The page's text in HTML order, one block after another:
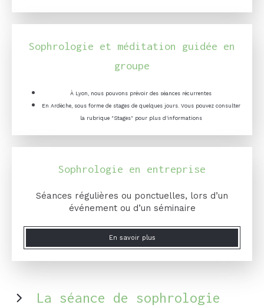
Sophrologie et méditation guidée en
groupe
À Lyon, nous pouvons prévoir des séances récurrentes
En Ardèche, sous forme de stages de quelques jours. Vous pouvez consulter
la rubrique "Stages" pour plus d'informations
Sophrologie en entreprise
Séances régulières ou ponctuelles, lors d’un
événement ou d’un séminaire
En savoir plus
La séance de sophrologie